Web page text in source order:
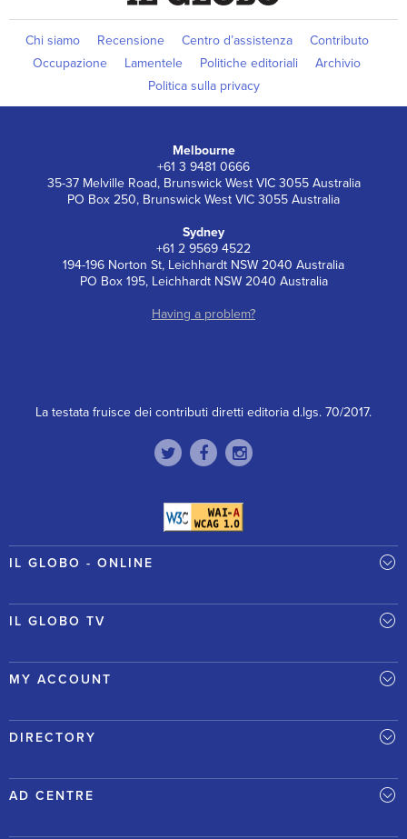
Chi siamo Recensione Centro d’assistenza
Contributo
Occupazione
Lamentele Politiche editoriali
Archivio
Politica sulla privacy
Melbourne
+61 3 9481 0666
35-37 Melville Road, Brunswick West VIC 3055 Australia
PO Box 250, Brunswick West VIC 3055 Australia
Sydney
+61 2 9569 4522
194-196 Norton St, Leichhardt NSW 2040 Australia
PO Box 195, Leichhardt NSW 2040 Australia
Having a problem?
La testata fruisce dei contributi diretti editoria d.lgs. 70/2017.
IL GLOBO - ONLINE
IL GLOBO TV
MY ACCOUNT
DIRECTORY
AD CENTRE